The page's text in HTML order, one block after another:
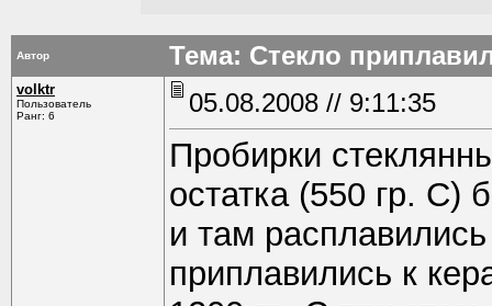
Автор Тема: Стекло
volktr
Пользователь
Ранг: 6
05.08.2008 // 9:11:35
Пробирки
остатка (550 гр. С)
и там
приплавились к